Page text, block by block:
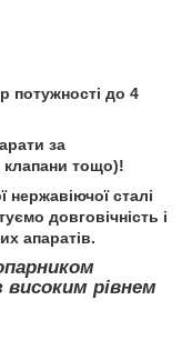
потужності до 4
за
клапани тощо)!
нержавіючої сталі
довговічність і
апаратів.
рівнем